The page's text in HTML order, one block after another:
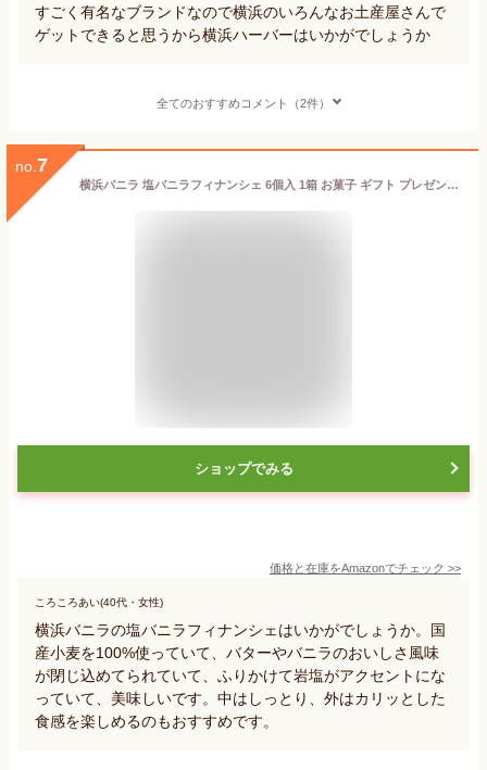
すごく有名なブランドなので横浜のいろんなお土産屋さんで
ゲットできると思うから横浜ハーバーはいかがでしょうか
全てのおすすめコメント（2件）
no. 7
横浜バニラ 塩バニラフィナンシェ 6個入 1箱 お菓子 ギフト プレゼント お返し 人気
ショップでみる
価格と在庫をAmazonでチェック >>
ころころあい(40代・女性)
横浜バニラの塩バニラフィナンシェはいかがでしょうか。国
産小麦を100%使っていて、バターやバニラのおいしさ風味
が閉じ込めてられていて、ふりかけて岩塩がアクセントにな
っていて、美味しいです。中はしっとり、外はカリッとした
食感を楽しめるのもおすすめです。